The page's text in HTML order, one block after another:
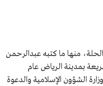
منها ما كتبه عبدالرحمن
بمدينة الرياض عام
وزارة الشؤون الإسلامية والدعوة